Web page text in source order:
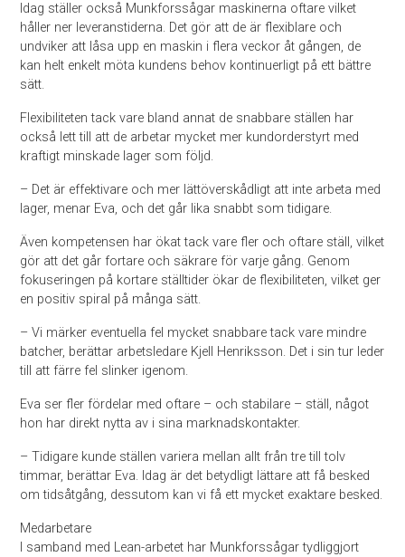
Idag ställer också Munkforssågar maskinerna oftare vilket
håller ner leveranstiderna. Det gör att de är flexiblare och
undviker att låsa upp en maskin i flera veckor åt gången, de
kan helt enkelt möta kundens behov kontinuerligt på ett bättre
sätt.
Flexibiliteten tack vare bland annat de snabbare ställen har
också lett till att de arbetar mycket mer kundorderstyrt med
kraftigt minskade lager som följd.
– Det är effektivare och mer lättöverskådligt att inte arbeta med
lager, menar Eva, och det går lika snabbt som tidigare.
Även kompetensen har ökat tack vare fler och oftare ställ, vilket
gör att det går fortare och säkrare för varje gång. Genom
fokuseringen på kortare ställtider ökar de flexibiliteten, vilket ger
en positiv spiral på många sätt.
– Vi märker eventuella fel mycket snabbare tack vare mindre
batcher, berättar arbetsledare Kjell Henriksson. Det i sin tur leder
till att färre fel slinker igenom.
Eva ser fler fördelar med oftare – och stabilare – ställ, något
hon har direkt nytta av i sina marknadskontakter.
– Tidigare kunde ställen variera mellan allt från tre till tolv
timmar, berättar Eva. Idag är det betydligt lättare att få besked
om tidsåtgång, dessutom kan vi få ett mycket exaktare besked.
Medarbetare
I samband med Lean-arbetet har Munkforssågar tydliggjort